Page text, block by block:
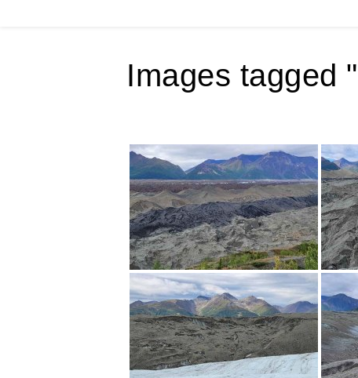
Images tagged